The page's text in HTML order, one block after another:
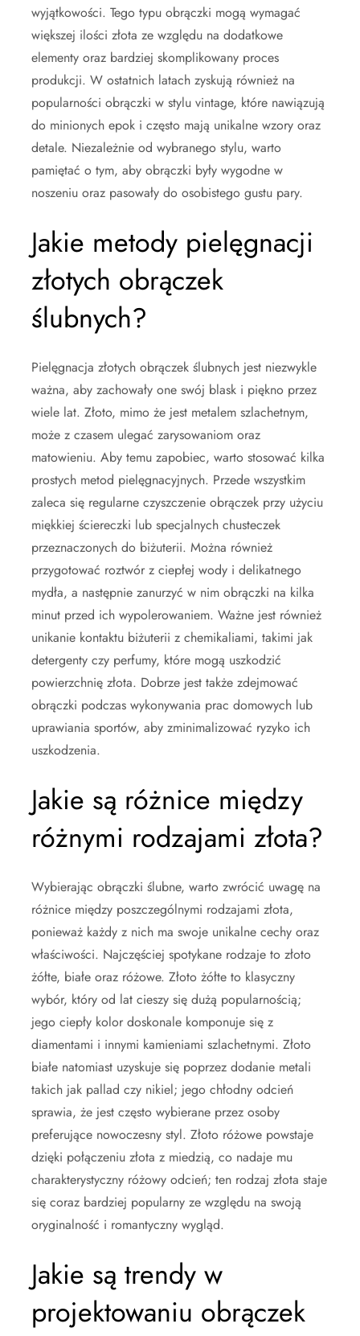
wyjątkowości. Tego typu obrączki mogą wymagać
większej ilości złota ze względu na dodatkowe
elementy oraz bardziej skomplikowany proces
produkcji. W ostatnich latach zyskują również na
popularności obrączki w stylu vintage, które nawiązują
do minionych epok i często mają unikalne wzory oraz
detale. Niezależnie od wybranego stylu, warto
pamiętać o tym, aby obrączki były wygodne w
noszeniu oraz pasowały do osobistego gustu pary.
Jakie metody pielęgnacji
złotych obrączek
ślubnych?
Pielęgnacja złotych obrączek ślubnych jest niezwykle
ważna, aby zachowały one swój blask i piękno przez
wiele lat. Złoto, mimo że jest metalem szlachetnym,
może z czasem ulegać zarysowaniom oraz
matowieniu. Aby temu zapobiec, warto stosować kilka
prostych metod pielęgnacyjnych. Przede wszystkim
zaleca się regularne czyszczenie obrączek przy użyciu
miękkiej ściereczki lub specjalnych chusteczek
przeznaczonych do biżuterii. Można również
przygotować roztwór z ciepłej wody i delikatnego
mydła, a następnie zanurzyć w nim obrączki na kilka
minut przed ich wypolerowaniem. Ważne jest również
unikanie kontaktu biżuterii z chemikaliami, takimi jak
detergenty czy perfumy, które mogą uszkodzić
powierzchnię złota. Dobrze jest także zdejmować
obrączki podczas wykonywania prac domowych lub
uprawiania sportów, aby zminimalizować ryzyko ich
uszkodzenia.
Jakie są różnice między
różnymi rodzajami złota?
Wybierając obrączki ślubne, warto zwrócić uwagę na
różnice między poszczególnymi rodzajami złota,
ponieważ każdy z nich ma swoje unikalne cechy oraz
właściwości. Najczęściej spotykane rodzaje to złoto
żółte, białe oraz różowe. Złoto żółte to klasyczny
wybór, który od lat cieszy się dużą popularnością;
jego ciepły kolor doskonale komponuje się z
diamentami i innymi kamieniami szlachetnymi. Złoto
białe natomiast uzyskuje się poprzez dodanie metali
takich jak pallad czy nikiel; jego chłodny odcień
sprawia, że jest często wybierane przez osoby
preferujące nowoczesny styl. Złoto różowe powstaje
dzięki połączeniu złota z miedzią, co nadaje mu
charakterystyczny różowy odcień; ten rodzaj złota staje
się coraz bardziej popularny ze względu na swoją
oryginalność i romantyczny wygląd.
Jakie są trendy w
projektowaniu obrączek